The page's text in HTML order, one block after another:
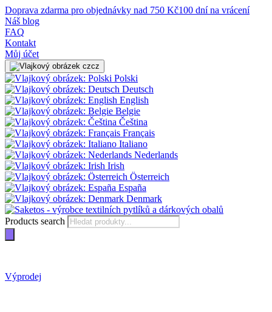
Doprava zdarma pro objednávky nad 750 Kč100 dní na vrácení
Náš blog
FAQ
Kontakt
Můj účet
cz
Polski
Deutsch
English
Belgie
Čeština
Français
Italiano
Nederlands
Irish
Österreich
España
Denmark
Products search
Výprodej